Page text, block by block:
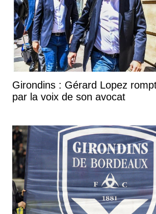
Girondins : Gérard Lopez
par la voix de son avocat